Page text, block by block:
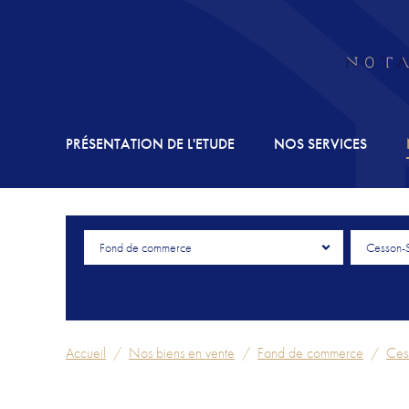
PRÉSENTATION DE L'ETUDE NOS SERVICES
Fond de commerce Cesson-
Accueil Nos biens en vente Fond de commerce